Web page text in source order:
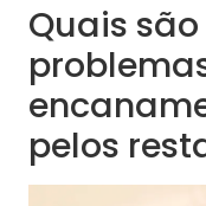
Quais
pelos